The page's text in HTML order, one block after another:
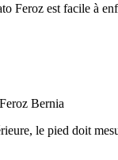
Feroz est facile à
Bernia
le pied doit